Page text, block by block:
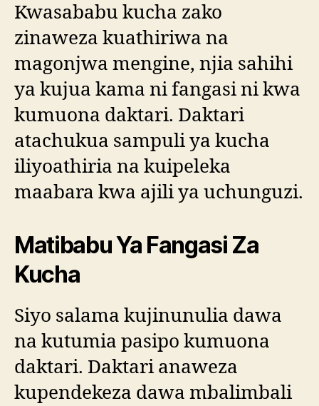
Kwasababu kucha zako
zinaweza kuathiriwa na
magonjwa mengine, njia sahihi
ya kujua kama ni fangasi ni kwa
kumuona daktari. Daktari
atachukua sampuli ya kucha
iliyoathiria na kuipeleka
maabara kwa ajili ya uchunguzi.
Matibabu Ya Fangasi Za
Kucha
Siyo salama kujinunulia dawa
na kutumia pasipo kumuona
daktari. Daktari anaweza
kupendekeza dawa mbalimbali